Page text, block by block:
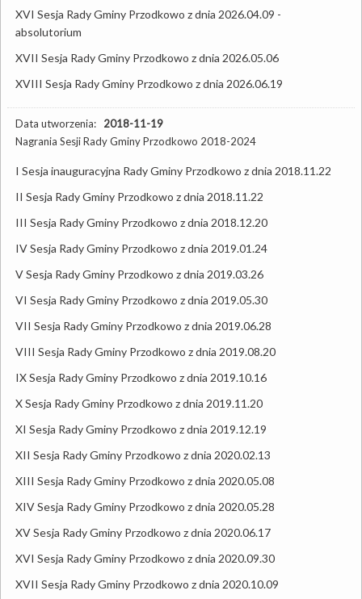
XVI Sesja Rady Gminy Przodkowo z dnia 2026.04.09 -
absolutorium
XVII Sesja Rady Gminy Przodkowo z dnia 2026.05.06
XVIII Sesja Rady Gminy Przodkowo z dnia 2026.06.19
Data utworzenia: 2018-11-19
Nagrania Sesji Rady Gminy Przodkowo 2018-2024
I Sesja inauguracyjna Rady Gminy Przodkowo z dnia 2018.11.22
II Sesja Rady Gminy Przodkowo z dnia 2018.11.22
III Sesja Rady Gminy Przodkowo z dnia 2018.12.20
IV Sesja Rady Gminy Przodkowo z dnia 2019.01.24
V Sesja Rady Gminy Przodkowo z dnia 2019.03.26
VI Sesja Rady Gminy Przodkowo z dnia 2019.05.30
VII Sesja Rady Gminy Przodkowo z dnia 2019.06.28
VIII Sesja Rady Gminy Przodkowo z dnia 2019.08.20
IX Sesja Rady Gminy Przodkowo z dnia 2019.10.16
X Sesja Rady Gminy Przodkowo z dnia 2019.11.20
XI Sesja Rady Gminy Przodkowo z dnia 2019.12.19
XII Sesja Rady Gminy Przodkowo z dnia 2020.02.13
XIII Sesja Rady Gminy Przodkowo z dnia 2020.05.08
XIV Sesja Rady Gminy Przodkowo z dnia 2020.05.28
XV Sesja Rady Gminy Przodkowo z dnia 2020.06.17
XVI Sesja Rady Gminy Przodkowo z dnia 2020.09.30
XVII Sesja Rady Gminy Przodkowo z dnia 2020.10.09